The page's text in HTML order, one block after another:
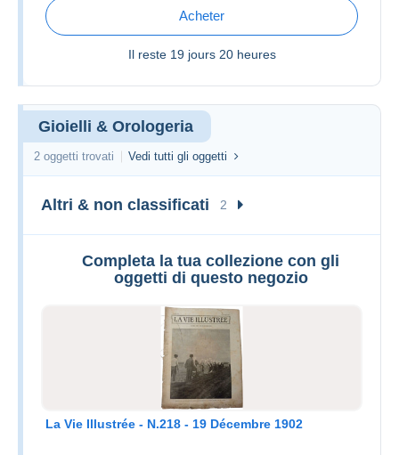
Acheter
Il reste 19 jours 20 heures
Gioielli & Orologeria
2 oggetti trovati Vedi tutti gli oggetti
Altri & non classificati 2
Completa la tua collezione con gli
oggetti di questo negozio
La Vie Illustrée - N.218 - 19 Décembre 1902